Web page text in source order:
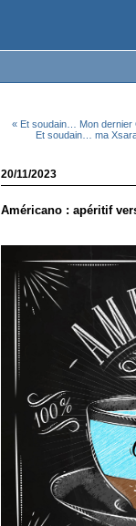
« Et soudain… Mon
Et soudain… ma
20/11/2023
Américano : apéritif